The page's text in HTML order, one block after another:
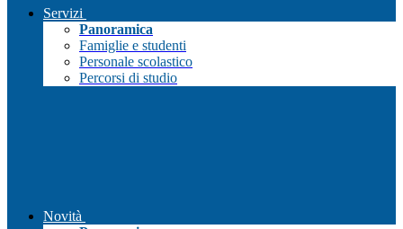
Servizi
Panoramica
Famiglie e studenti
Personale scolastico
Percorsi di studio
Novità